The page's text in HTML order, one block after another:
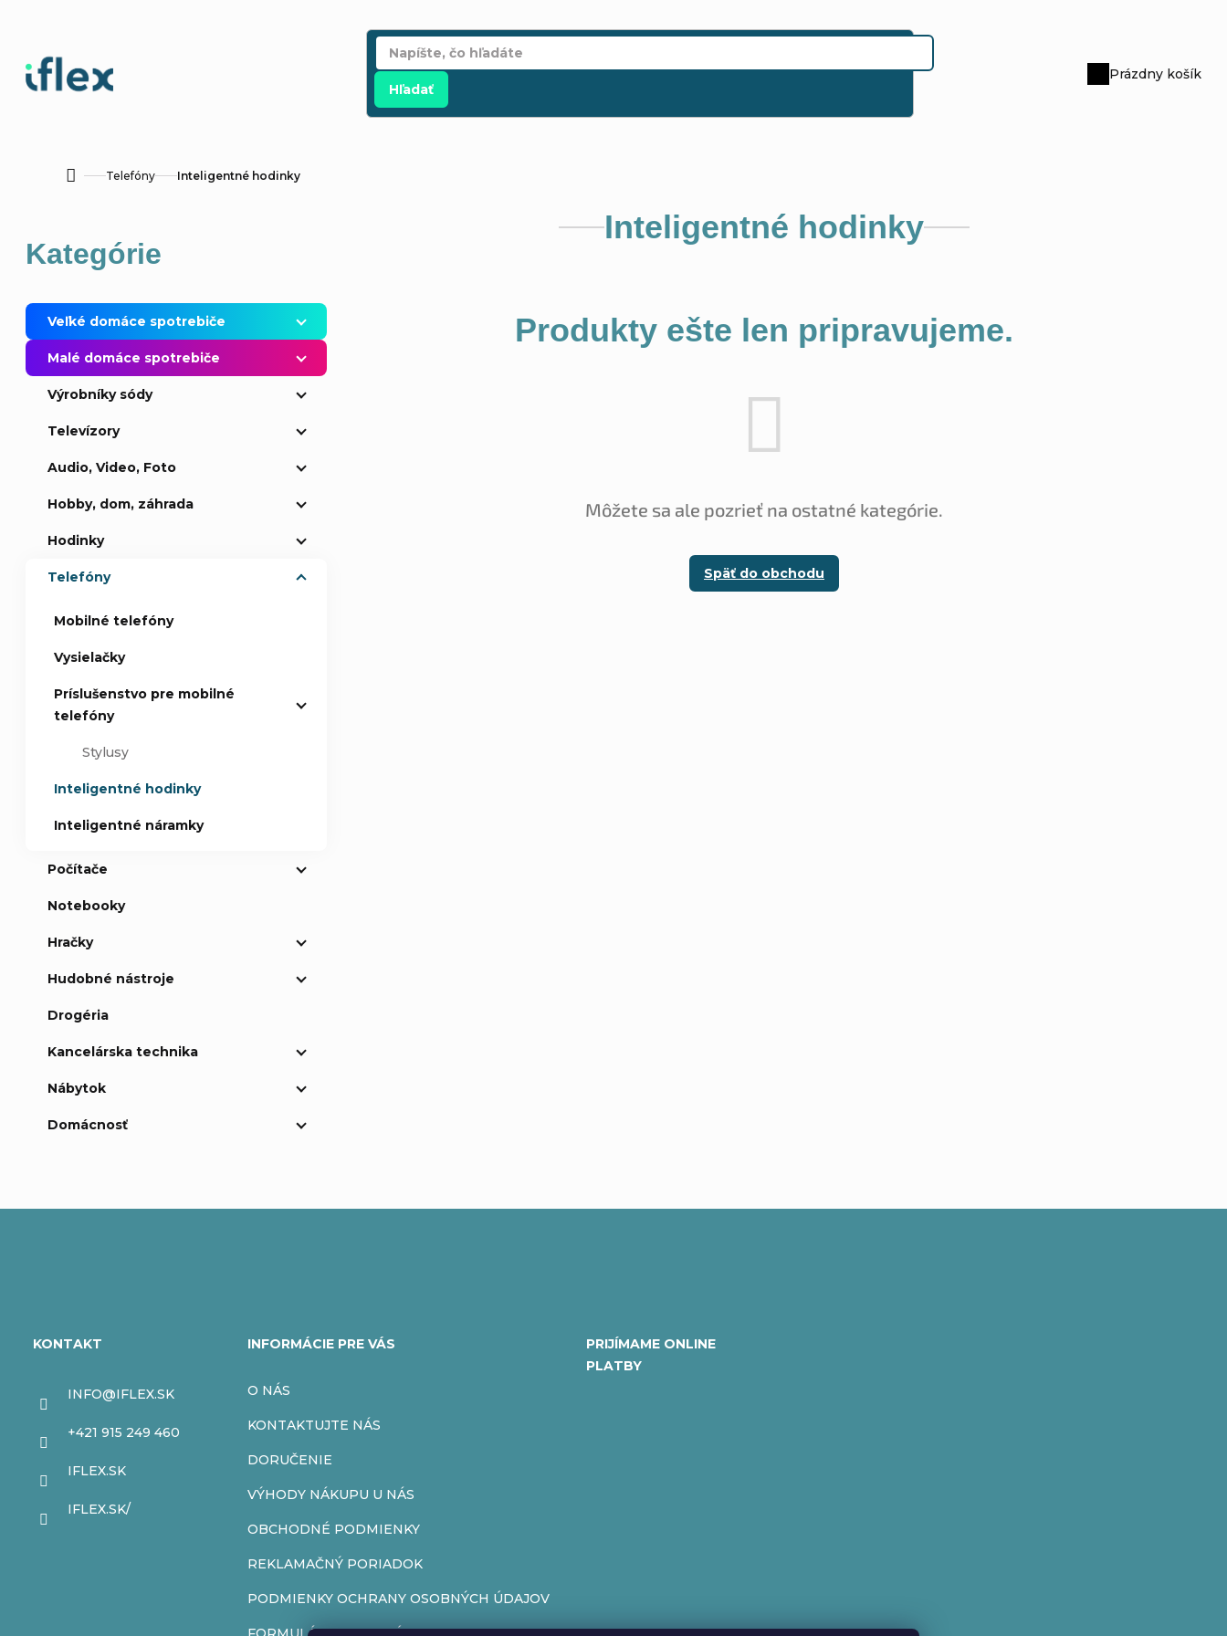
Hľadať
Nákupný
Prázdny košík
DomovTelefóny Inteligentné hodinky
o
č
n
Preskočiť
kategórie
Kategórie
Veľké domáce spotrebiče
Malé domáce spotrebiče
Výrobníky sódy
Televízory
Audio, Video, Foto
Hobby, dom, záhrada
Hodinky
Telefóny
Mobilné telefóny
Vysielačky
Príslušenstvo pre mobilné
telefóny
Stylusy
Inteligentné hodinky
Inteligentné náramky
Počítače
Notebooky
Hračky
Hudobné nástroje
Drogéria
Kancelárska technika
Nábytok
Domácnosť
Inteligentné hodinky
Produkty ešte len pripravujeme.
Môžete sa ale pozrieť na ostatné kategórie.
Späť do obchodu
KONTAKT
INFO@IFLEX.SK
+421 915 249 460
IFLEX.SK
IFLEX.SK/
INFORMÁCIE PRE VÁS
O NÁS
KONTAKTUJTE NÁS
DORUČENIE
VÝHODY NÁKUPU U NÁS
OBCHODNÉ PODMIENKY
REKLAMAČNÝ PORIADOK
PODMIENKY OCHRANY OSOBNÝCH ÚDAJOV
PRIJÍMAME ONLINE
PLATBY